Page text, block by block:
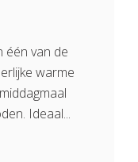
één van de
warme
Ideaal...